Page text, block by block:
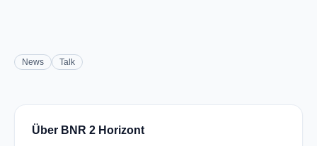
News Talk
Über BNR 2 Horizont